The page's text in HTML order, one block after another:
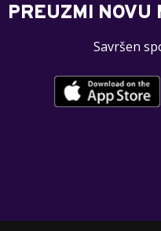
PREUZMI NOVU
Savršen